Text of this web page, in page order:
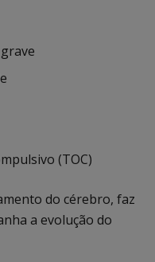
(TOC)
do cérebro, faz
a evolução do